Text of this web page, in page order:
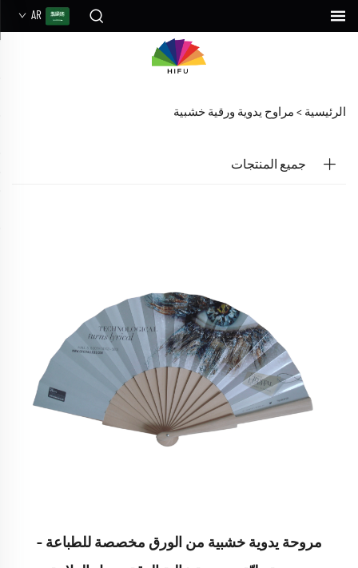
AR
الرئيسية > مراوح يدوية ورقية خشبية
جميع المنتجات
مروحة يدوية خشبية من الورق مخصصة للطباعة –